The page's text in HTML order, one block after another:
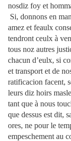
nosdiz foy et
Si, donnons en
amez et feaulx
tendront ceulx à
tous noz autres
chacun d’eulx, si
et transport et de
ratificacion facent,
leurs diz hoirs
tant que à nous
que dessus est dit,
ores, ne pour le
empeschement au